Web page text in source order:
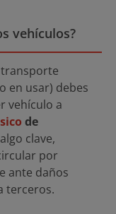
vehículos?
en usar) debes
vehículo a
de
clave,
por
ante daños
terceros.